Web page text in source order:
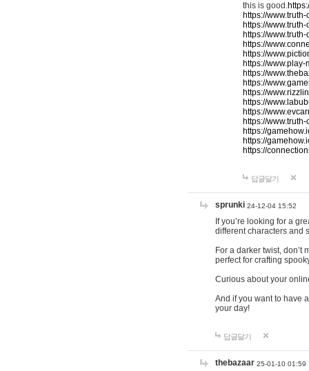
this is good.
https://
https://
https://
https://
https://
https://
https://
https://
https://
https://
https://
https://
https://
https://
https://
답글달기
sprunki 24-12-04 15:52
If you’re looking for a
different characters and
For a darker twist, don’t
perfect for crafting
Curious about your
And if you want to have
your day!
답글달기
thebazaar 25-01-10 01:59